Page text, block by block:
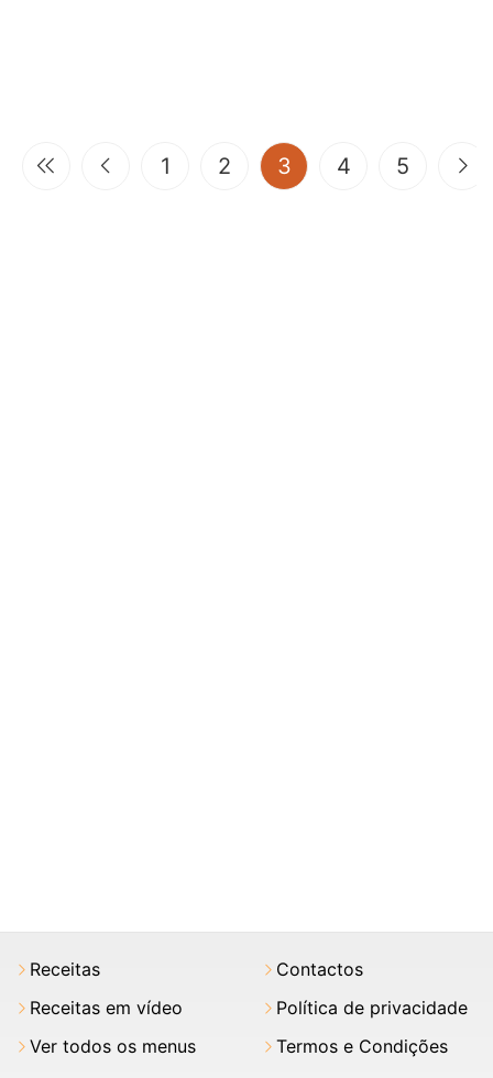
1 2 3(current)
4 5
Receitas
Receitas em vídeo
Ver todos os menus
Contactos
Política de privacidade
Termos e Condições